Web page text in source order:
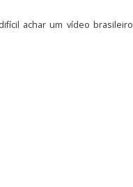
difícil achar um vídeo